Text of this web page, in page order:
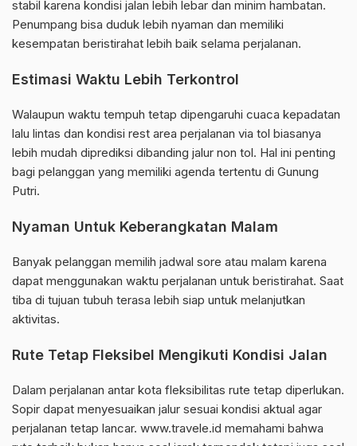
stabil karena kondisi jalan lebih lebar dan minim hambatan.
Penumpang bisa duduk lebih nyaman dan memiliki
kesempatan beristirahat lebih baik selama perjalanan.
Estimasi Waktu Lebih Terkontrol
Walaupun waktu tempuh tetap dipengaruhi cuaca kepadatan
lalu lintas dan kondisi rest area perjalanan via tol biasanya
lebih mudah diprediksi dibanding jalur non tol. Hal ini penting
bagi pelanggan yang memiliki agenda tertentu di Gunung
Putri.
Nyaman Untuk Keberangkatan Malam
Banyak pelanggan memilih jadwal sore atau malam karena
dapat menggunakan waktu perjalanan untuk beristirahat. Saat
tiba di tujuan tubuh terasa lebih siap untuk melanjutkan
aktivitas.
Rute Tetap Fleksibel Mengikuti Kondisi Jalan
Dalam perjalanan antar kota fleksibilitas rute tetap diperlukan.
Sopir dapat menyesuaikan jalur sesuai kondisi aktual agar
perjalanan tetap lancar. www.travele.id memahami bahwa